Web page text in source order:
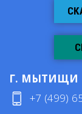
Г. МЫТИЩИ
+7 (499)